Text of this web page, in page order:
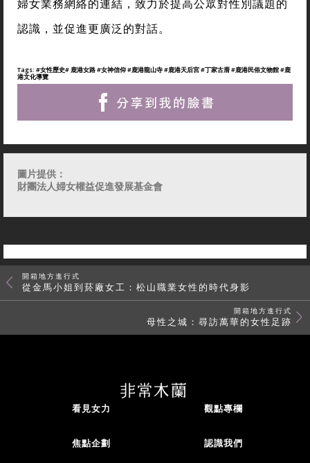
婦女業務網絡的連結，致力於提高公眾對性別議題的
認識，並促進更廣泛的對話。
Tags: #女性歷史# 鹿港女路#女神信仰#鹿港龍山寺#鹿港天后宮#丁家古厝#鹿港民俗文物館#鹿
港文化導覽
圖片提供：
財團法人婦女權益促進發展基金會
開箱地方進行式
從金馬小姐到菸廠女工：松山職業女性的時代身影
開箱地方進行式
母性之城：尋訪萬華的女性足跡
看見女力 觀點專欄
焦點企劃 認識我們